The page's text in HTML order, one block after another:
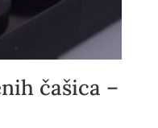
čašica –